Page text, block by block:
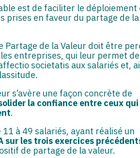
est de faciliter le déploiement
prises en faveur du partage de la
de la Valeur doit être
entreprises, qui leur permet de
societatis aux salariés et,
s’avère une façon concrète de
la confiance entre ceux qui
.
à 49 salariés, ayant réalisé un
sur les trois exercices
de partage de la valeur.